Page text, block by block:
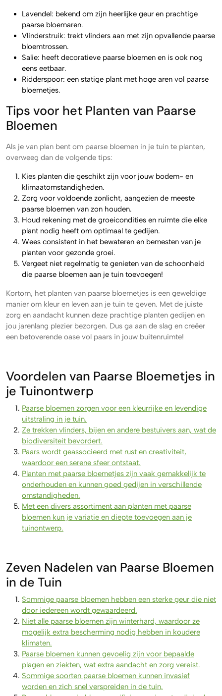
Lavendel: bekend om zijn heerlijke geur en prachtige
paarse bloemaren.
Vlinderstruik: trekt vlinders aan met zijn opvallende paarse
bloemtrossen.
Salie: heeft decoratieve paarse bloemen en is ook nog
eens eetbaar.
Ridderspoor: een statige plant met hoge aren vol paarse
bloemetjes.
Tips voor het Planten van Paarse
Bloemen
Als je van plan bent om paarse bloemen in je tuin te planten,
overweeg dan de volgende tips:
Kies planten die geschikt zijn voor jouw bodem- en
klimaatomstandigheden.
Zorg voor voldoende zonlicht, aangezien de meeste
paarse bloemen van zon houden.
Houd rekening met de groeicondities en ruimte die elke
plant nodig heeft om optimaal te gedijen.
Wees consistent in het bewateren en bemesten van je
planten voor gezonde groei.
Vergeet niet regelmatig te genieten van de schoonheid
die paarse bloemen aan je tuin toevoegen!
Kortom, het planten van paarse bloemetjes is een geweldige
manier om kleur en leven aan je tuin te geven. Met de juiste
zorg en aandacht kunnen deze prachtige planten gedijen en
jou jarenlang plezier bezorgen. Dus ga aan de slag en creëer
een betoverende oase vol paars in jouw buitenruimte!
Voordelen van Paarse Bloemetjes in
je Tuinontwerp
Paarse bloemen zorgen voor een kleurrijke en levendige
uitstraling in je tuin.
Ze trekken vlinders, bijen en andere bestuivers aan, wat de
biodiversiteit bevordert.
Paars wordt geassocieerd met rust en creativiteit,
waardoor een serene sfeer ontstaat.
Planten met paarse bloemetjes zijn vaak gemakkelijk te
onderhouden en kunnen goed gedijen in verschillende
omstandigheden.
Met een divers assortiment aan planten met paarse
bloemen kun je variatie en diepte toevoegen aan je
tuinontwerp.
Zeven Nadelen van Paarse Bloemen
in de Tuin
Sommige paarse bloemen hebben een sterke geur die niet
door iedereen wordt gewaardeerd.
Niet alle paarse bloemen zijn winterhard, waardoor ze
mogelijk extra bescherming nodig hebben in koudere
klimaten.
Paarse bloemen kunnen gevoelig zijn voor bepaalde
plagen en ziekten, wat extra aandacht en zorg vereist.
Sommige soorten paarse bloemen kunnen invasief
worden en zich snel verspreiden in de tuin.